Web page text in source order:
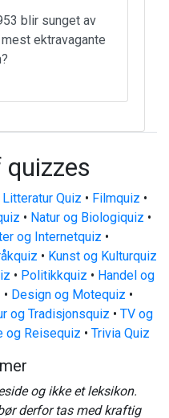
blir sunget av
ektravagante
Litteratur Quiz • Filmquiz •
• Natur og Biologiquiz •
og Internetquiz •
• Kunst og Kulturquiz
• Politikkquiz • Handel og
• Design og Motequiz •
og Tradisjonsquiz • TV og
og Reisequiz • Trivia Quiz
og ikke et leksikon.
derfor tas med kraftig